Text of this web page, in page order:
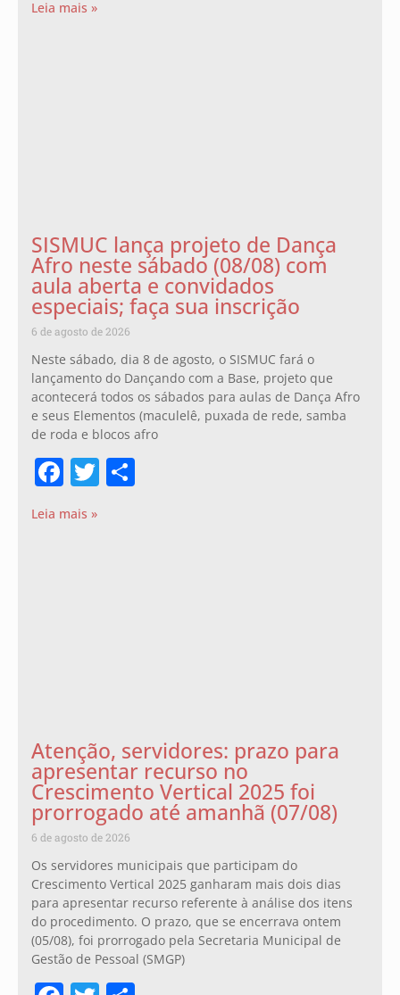
Leia mais »
SISMUC lança projeto de Dança
Afro neste sábado (08/08) com
aula aberta e convidados
especiais; faça sua inscrição
6 de agosto de 2026
Neste sábado, dia 8 de agosto, o SISMUC fará o
lançamento do Dançando com a Base, projeto que
acontecerá todos os sábados para aulas de Dança Afro
e seus Elementos (maculelê, puxada de rede, samba
de roda e blocos afro
Facebook
Twitter
Leia mais »
Atenção, servidores: prazo para
apresentar recurso no
Crescimento Vertical 2025 foi
prorrogado até amanhã (07/08)
6 de agosto de 2026
Os servidores municipais que participam do
Crescimento Vertical 2025 ganharam mais dois dias
para apresentar recurso referente à análise dos itens
do procedimento. O prazo, que se encerrava ontem
(05/08), foi prorrogado pela Secretaria Municipal de
Gestão de Pessoal (SMGP)